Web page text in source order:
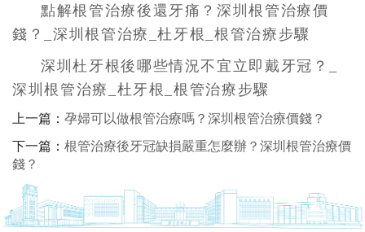
點解根管治療後還牙痛？深圳根管治療價
錢？_深圳根管治療_杜牙根_根管治療步驟
深圳杜牙根後哪些情況不宜立即戴牙冠？_
深圳根管治療_杜牙根_根管治療步驟
上一篇： 孕婦可以做根管治療嗎？深圳根管治療價錢？
下一篇： 根管治療後牙冠缺損嚴重怎麼辦？深圳根管治療價
錢？